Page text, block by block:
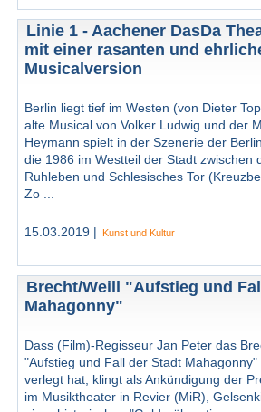
Linie 1 - Aachener DasDa
mit einer rasanten und
Musicalversion
Berlin liegt tief im Westen (von Dieter
alte Musical von Volker Ludwig und der
Heymann spielt in der Szenerie der
die 1986 im Westteil der Stadt zwischen
Ruhleben und Schlesisches Tor
Zo ...
15.03.2019 | Kunst und Kultur
Brecht/Weill "Aufstieg und
Mahagonny"
Dass (Film)-Regisseur Jan Peter das
"Aufstieg und Fall der Stadt
verlegt hat, klingt als Ankündigung der
im Musiktheater in Revier (MiR),